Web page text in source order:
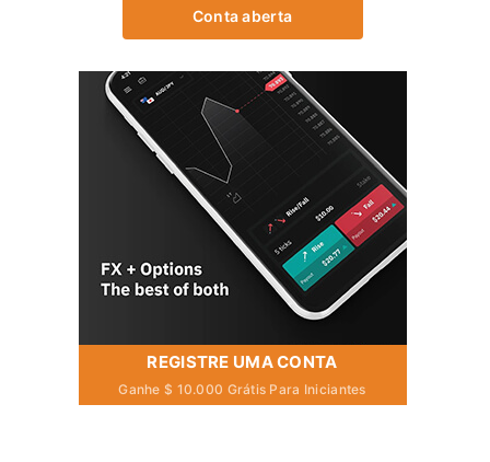
Conta aberta
REGISTRE UMA CONTA
Ganhe $ 10.000 Grátis Para Iniciantes